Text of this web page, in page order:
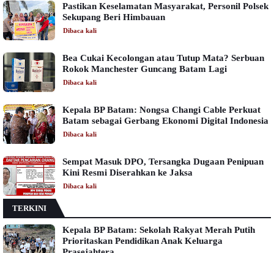
Pastikan Keselamatan Masyarakat, Personil Polsek
Sekupang Beri Himbauan
Dibaca kali
Bea Cukai Kecolongan atau Tutup Mata? Serbuan
Rokok Manchester Guncang Batam Lagi
Dibaca kali
Kepala BP Batam: Nongsa Changi Cable Perkuat
Batam sebagai Gerbang Ekonomi Digital Indonesia
Dibaca kali
Sempat Masuk DPO, Tersangka Dugaan Penipuan
Kini Resmi Diserahkan ke Jaksa
Dibaca kali
TERKINI
Kepala BP Batam: Sekolah Rakyat Merah Putih
Prioritaskan Pendidikan Anak Keluarga